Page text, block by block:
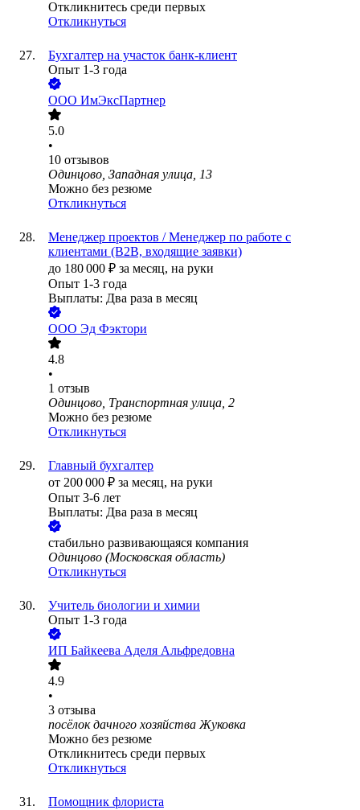
Откликнитесь среди первых
Откликнуться
Бухгалтер на участок банк-клиент
Опыт 1-3 года
ООО ИмЭксПартнер
5.0
•
10 отзывов
Одинцово, Западная улица, 13
Можно без резюме
Откликнуться
Менеджер проектов / Менеджер по работе с
клиентами (B2B, входящие заявки)
до 180 000 ₽ за месяц, на руки
Опыт 1-3 года
Выплаты: Два раза в месяц
ООО Эд Фэктори
4.8
•
1 отзыв
Одинцово, Транспортная улица, 2
Можно без резюме
Откликнуться
Главный бухгалтер
от 200 000 ₽ за месяц, на руки
Опыт 3-6 лет
Выплаты: Два раза в месяц
стабильно развивающаяся компания
Одинцово (Московская область)
Откликнуться
Учитель биологии и химии
Опыт 1-3 года
ИП Байкеева Аделя Альфредовна
4.9
•
3 отзыва
посёлок дачного хозяйства Жуковка
Можно без резюме
Откликнитесь среди первых
Откликнуться
Помощник флориста